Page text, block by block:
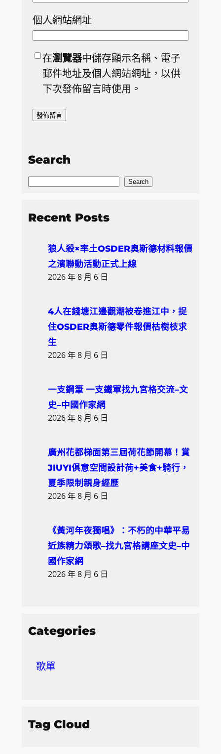
個人網站網址
在瀏覽器中儲存顯示名稱、電子
郵件地址及個人網站網址，以供
下次發佈留言時使用。
Search
S
a
Search
Recent Posts
狼人殺×率土OSDER奧斯德材料報價
之濱聯動活動正式上線
2026 年 8 月 6 日
4人在錢塘江邊觀潮被卷進江中，捉
住OSDER奧斯德零件報價枯樹枝求
生
2026 年 8 月 6 日
一支鋼筆 一支鐵軍找九宮格交流–文
史–中國作家網
2026 年 8 月 6 日
廣州花都梯面第三屆荷花節開幕！賞
JIUYI俱意空間設計荷+美食+騎行，
夏季限制親身經歷
2026 年 8 月 6 日
《黃河年夜獨唱》：不朽的中華平易
近族精力頌歌–找九宮格講座文史–中
國作家網
2026 年 8 月 6 日
Categories
歌單
Tag Cloud